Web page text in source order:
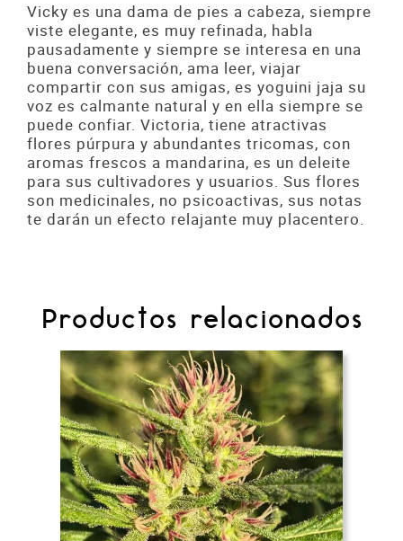
Vicky es una dama de pies a cabeza, siempre
viste elegante, es muy refinada, habla
pausadamente y siempre se interesa en una
buena conversación, ama leer, viajar
compartir con sus amigas, es yoguini jaja su
voz es calmante natural y en ella siempre se
puede confiar. Victoria, tiene atractivas
flores púrpura y abundantes tricomas, con
aromas frescos a mandarina, es un deleite
para sus cultivadores y usuarios. Sus flores
son medicinales, no psicoactivas, sus notas
te darán un efecto relajante muy placentero.
Productos relacionados